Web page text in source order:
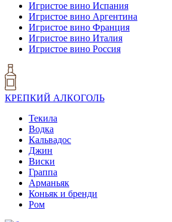
Игристое вино Испания
Игристое вино Аргентина
Игристое вино Франция
Игристое вино Италия
Игристое вино Россия
КРЕПКИЙ АЛКОГОЛЬ
Текила
Водка
Кальвадос
Джин
Виски
Граппа
Арманьяк
Коньяк и бренди
Ром